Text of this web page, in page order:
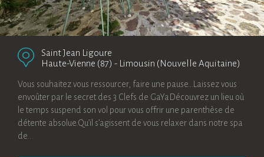
Saint Jean Ligoure
Haute-Vienne (87) - Limousin (Nouvelle Aquitaine)
Vous souhaitez vous ressourcer, faire une pause…Laissez vous
envoûter par le secret des 3 Clefs de GaYaDécouvrez un lieu où
le temps suspend son vol pour vous offrir une parenthèse de
détente absolue.Qu’il s’agissent de vous relaxer dans notre spa
de...